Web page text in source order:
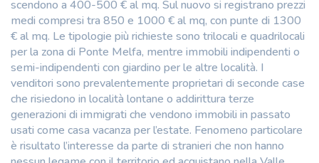
scendono a 400-500 € al mq. Sul nuovo si registrano prezzi
medi compresi tra 850 e 1000 € al mq, con punte di 1300
€ al mq. Le tipologie più richieste sono trilocali e quadrilocali
per la zona di Ponte Melfa, mentre immobili indipendenti o
semi-indipendenti con giardino per le altre località. I
venditori sono prevalentemente proprietari di seconde case
che risiedono in località lontane o addirittura terze
generazioni di immigrati che vendono immobili in passato
usati come casa vacanza per l’estate. Fenomeno particolare
è risultato l’interesse da parte di stranieri che non hanno